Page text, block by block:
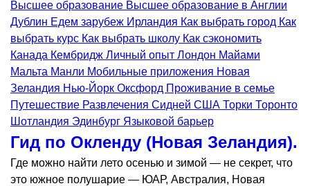
Высшее образование Высшее образование в Англии
Дублин Едем зарубеж Ирландия Как выбрать город Как
выбрать курс Как выбрать школу Как сэкономить
Канада Кембридж Личный опыт Лондон Майами
Мальта Манли Мобильные приложения Новая
Зеландия Нью-Йорк Оксфорд Проживание в семье
Путешествие Развлечения Сидней США Торки Торонто
Шотландия Эдинбург Языковой барьер
Гид по Окленду (Новая Зеландия).
Где можно найти лето осенью и зимой — не секрет, что
это южное полушарие — ЮАР, Австралия, Новая